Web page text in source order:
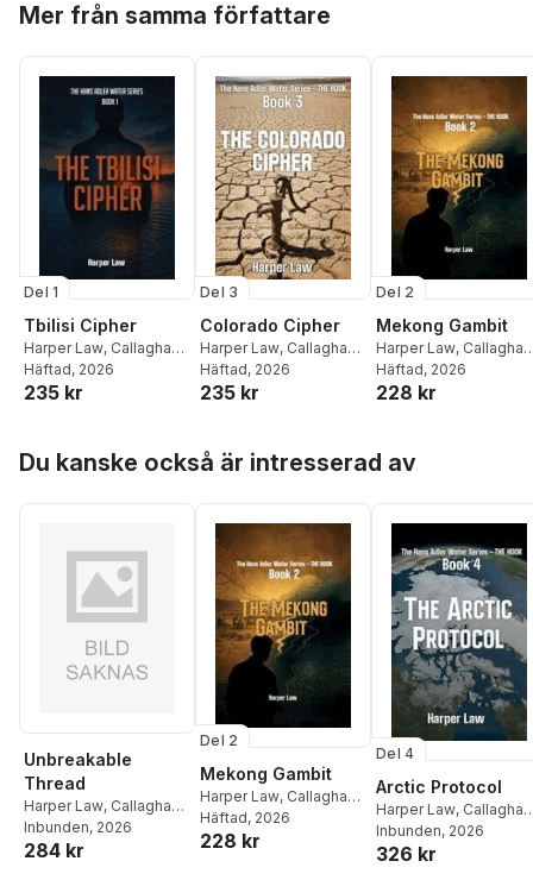
Mer från samma författare
Del 1
Tbilisi Cipher
Harper Law, Callaghan
Publications
Häftad, 2026
235 kr
Del 3
Colorado Cipher
Harper Law, Callaghan
Publications
Häftad, 2026
235 kr
Del 2
Mekong Gambit
Harper Law, Callaghan
Publications
Häftad, 2026
228 kr
Du kanske också är intresserad av
Unbreakable
Thread
Harper Law, Callaghan
Publications
Inbunden, 2026
284 kr
Del 2
Mekong Gambit
Harper Law, Callaghan
Publications
Häftad, 2026
228 kr
Del 4
Arctic Protocol
Harper Law, Callaghan
Publications
Inbunden, 2026
326 kr